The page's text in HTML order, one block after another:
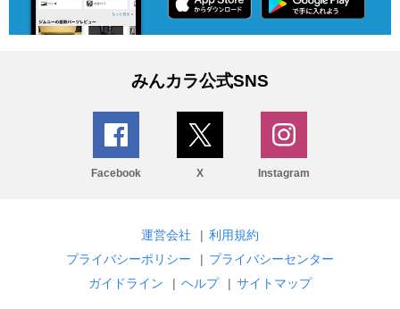
みんカラ公式SNS
Facebook X Instagram
運営会社 | 利用規約
プライバシーポリシー
| プライバシーセンター
ガイドライン
| ヘルプ | サイトマップ